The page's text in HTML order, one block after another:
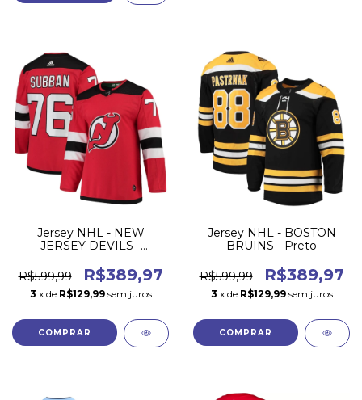
Jersey NHL - NEW
JERSEY DEVILS -
R$599,99
R$389,97
3 x de R$129,99 sem juros
COMPRAR
Jersey NHL - BOSTON
BRUINS - Preto
R$599,99 R$389,97
3 x de R$129,99 sem juros
COMPRAR